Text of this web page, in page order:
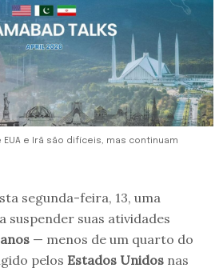
e Irã são difíceis, mas continuam
segunda-feira, 13, uma
suspender suas atividades
— menos de um quarto do
pelos Estados Unidos nas